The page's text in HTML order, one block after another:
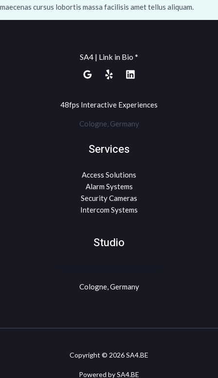
maecenas cursus lobortis massa facilisis amet tellus aliquam.
SA4 | Link in Bio *
48fps Interactive Experiences
Cologne, Germany
Services
Access Solutions
Alarm Systems
Security Cameras
Intercom Systems
Studio
Cologne, Germany
Copyright © 2026 SA4.BE
Powered by SA4.BE